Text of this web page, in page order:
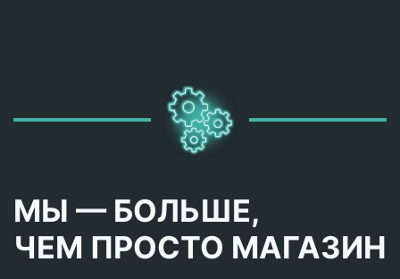
МЫ — БОЛЬШЕ,
ЧЕМ ПРОСТО МАГАЗИН